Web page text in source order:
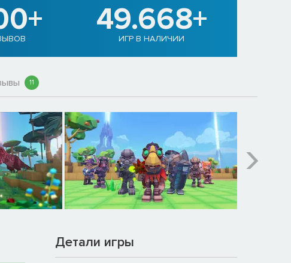
49.668+
ИГР В НАЛИЧИИ
11
Детали игры